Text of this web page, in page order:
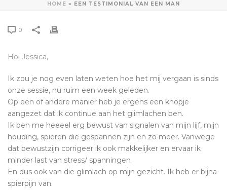
HOME » EEN TESTIMONIAL VAN EEN MAN
0
Hoi Jessica,
Ik zou je nog even laten weten hoe het mij vergaan is sinds
onze sessie, nu ruim een week geleden.
Op een of andere manier heb je ergens een knopje
aangezet dat ik continue aan het glimlachen ben.
Ik ben me heeeel erg bewust van signalen van mijn lijf, mijn
houding, spieren die gespannen zijn en zo meer. Vanwege
dat bewustzijn corrigeer ik ook makkelijker en ervaar ik
minder last van stress/ spanningen
En dus ook van die glimlach op mijn gezicht. Ik heb er bijna
spierpijn van.